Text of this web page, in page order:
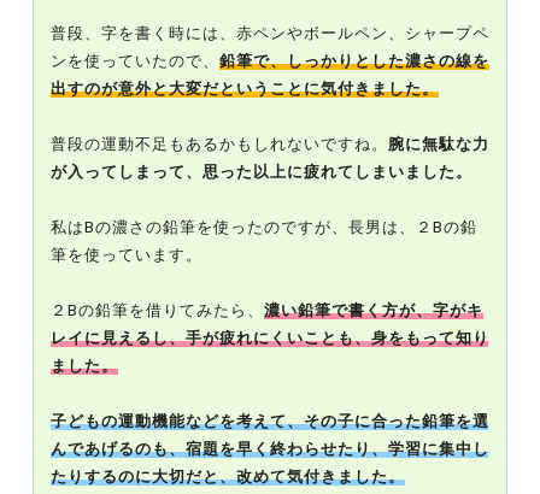
普段、字を書く時には、赤ペンやボールペン、シャープペ
ンを使っていたので、 鉛筆で、しっかりとした濃さの線を
出すのが意外と大変だということに気付きました。
普段の運動不足もあるかもしれないですね。
腕に無駄な力
が入ってしまって、思った以上に疲れてしまいました。
私はBの濃さの鉛筆を使ったのですが、長男は、２Bの鉛
筆を使っています。
２Bの鉛筆を借りてみたら、 濃い鉛筆で書く方が、字がキ
レイに見えるし、手が疲れにくいことも、身をもって知り
ました。
子どもの運動機能などを考えて、その子に合った鉛筆を選
んであげるのも、宿題を早く終わらせたり、学習に集中し
たりするのに大切だと、改めて気付きました。